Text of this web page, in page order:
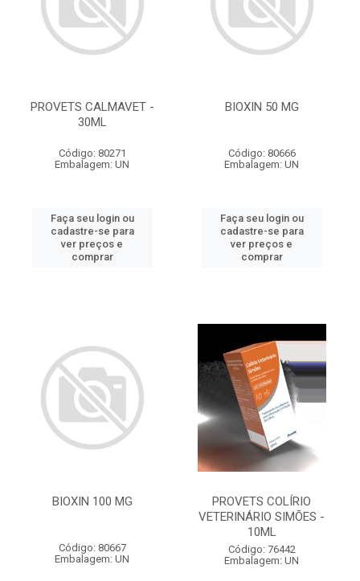
PROVETS CALMAVET -
30ML
Código: 80271
Embalagem: UN
Faça seu login ou
cadastre-se para
ver preços e
comprar
BIOXIN 50 MG
Código: 80666
Embalagem: UN
Faça seu login ou
cadastre-se para
ver preços e
comprar
BIOXIN 100 MG
Código: 80667
Embalagem: UN
PROVETS COLÍRIO
VETERINÁRIO SIMÕES -
10ML
Código: 76442
Embalagem: UN